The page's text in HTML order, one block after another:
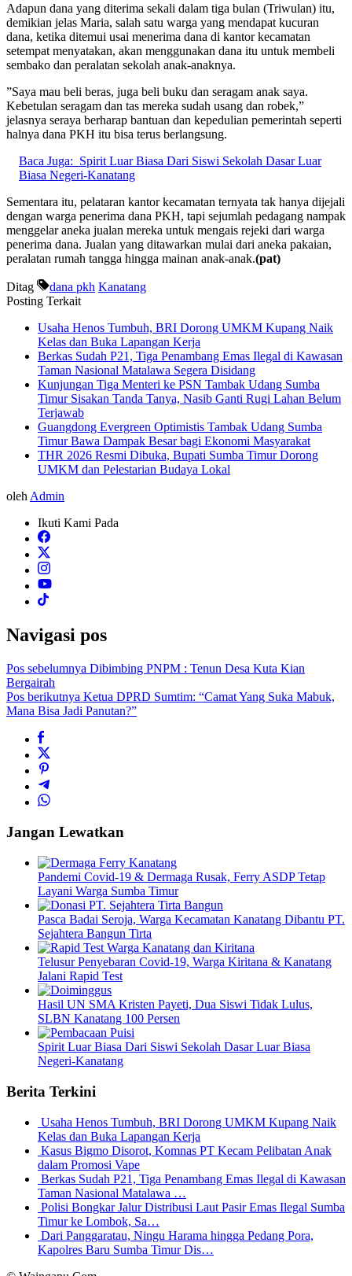
Adapun dana yang diterima sekali dalam tiga bulan (Triwulan) itu,
demikian jelas Maria, salah satu warga yang mendapat kucuran
dana, ketika ditemui usai menerima dana di kantor kecamatan
setempat menyatakan, akan menggunakan dana itu untuk membeli
sembako dan peralatan sekolah anak-anaknya.
”Saya mau beli beras, juga beli buku dan seragam anak saya.
Kebetulan seragam dan tas mereka sudah usang dan robek,”
jelasnya seraya berharap bantuan dan kepedulian pemerintah seperti
halnya dana PKH itu bisa terus berlangsung.
Baca Juga: Spirit Luar Biasa Dari Siswi Sekolah Dasar Luar
Biasa Negeri-Kanatang
Sementara itu, pelataran kantor kecamatan ternyata tak hanya dijejali
dengan warga penerima dana PKH, tapi sejumlah pedagang nampak
menggelar aneka jualan mereka untuk mengais rejeki dari warga
penerima dana. Jualan yang ditawarkan mulai dari aneka pakaian,
peralatan rumah tangga hingga mainan anak-anak.(pat)
Ditag dana pkh Kanatang
Posting Terkait
Usaha Henos Tumbuh, BRI Dorong UMKM Kupang Naik
Kelas dan Buka Lapangan Kerja
Berkas Sudah P21, Tiga Penambang Emas Ilegal di Kawasan
Taman Nasional Matalawa Segera Disidang
Kunjungan Tiga Menteri ke PSN Tambak Udang Sumba
Timur Sisakan Tanda Tanya, Nasib Ganti Rugi Lahan Belum
Terjawab
Guangdong Evergreen Optimistis Tambak Udang Sumba
Timur Bawa Dampak Besar bagi Ekonomi Masyarakat
THR 2026 Resmi Dibuka, Bupati Sumba Timur Dorong
UMKM dan Pelestarian Budaya Lokal
oleh Admin
Ikuti Kami Pada
Navigasi pos
Pos sebelumnya Dibimbing PNPM : Tenun Desa Kuta Kian
Bergairah
Pos berikutnya Ketua DPRD Sumtim: “Camat Yang Suka Mabuk,
Mana Bisa Jadi Panutan?”
Jangan Lewatkan
Pandemi Covid-19 & Dermaga Rusak, Ferry ASDP Tetap
Layani Warga Sumba Timur
Pasca Badai Seroja, Warga Kecamatan Kanatang Dibantu PT.
Sejahtera Bangun Tirta
Telusur Penyebaran Covid-19, Warga Kiritana & Kanatang
Jalani Rapid Test
Hasil UN SMA Kristen Payeti, Dua Siswi Tidak Lulus,
SLBN Kanatang 100 Persen
Spirit Luar Biasa Dari Siswi Sekolah Dasar Luar Biasa
Negeri-Kanatang
Berita Terkini
Usaha Henos Tumbuh, BRI Dorong UMKM Kupang Naik
Kelas dan Buka Lapangan Kerja
Kasus Bigmo Disorot, Komnas PT Kecam Pelibatan Anak
dalam Promosi Vape
Berkas Sudah P21, Tiga Penambang Emas Ilegal di Kawasan
Taman Nasional Matalawa …
Polisi Bongkar Jalur Distribusi Laut Pasir Emas Ilegal Sumba
Timur ke Lombok, Sa…
Dari Panggaratau, Ningu Harama hingga Pedang Pora,
Kapolres Baru Sumba Timur Dis…